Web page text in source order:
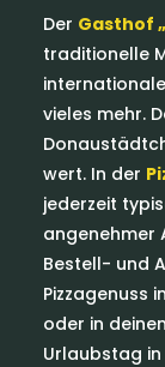
Der Gasthof
traditionelle
vieles mehr.
wert. In der
jederzeit
angenehmer
Bestell- und
Pizzagenuss
oder in
Urlaubstag